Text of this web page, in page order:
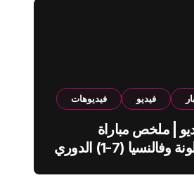
فيديو فيديوهات
| ملخص مباراة
برشلونة وفالنسيا (7-1) الدوري